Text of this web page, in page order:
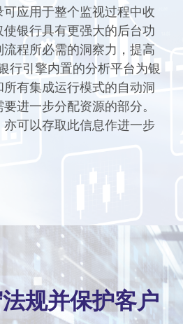
应用于整个监视过程中收
银行具有更强大的后台功
程所必需的洞察力，提高
行引擎内置的分析平台为银
有集成运行模式的自动洞
进一步分配资源的部分。
可以存取此信息作进一步
规并保护客户